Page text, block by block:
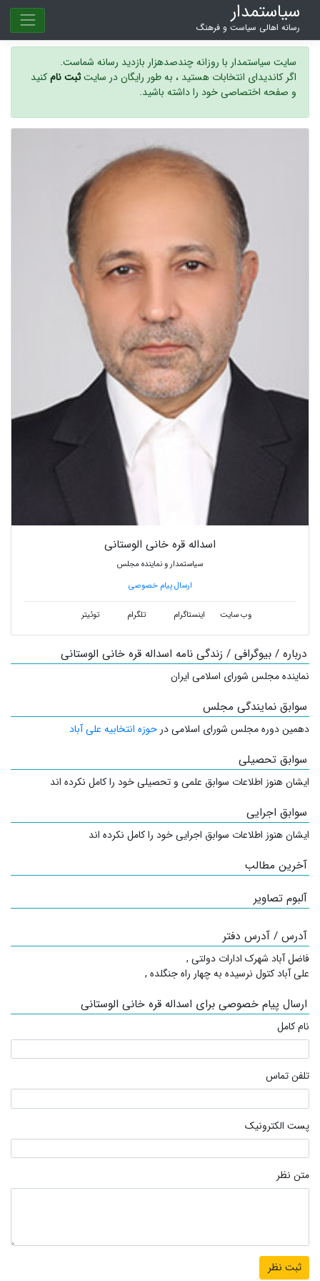
سیاستمدار
رسانه اهالی سیاست و فرهنگ
سایت سیاستمدار با روزانه چندصدهزار بازدید رسانه شماست.
اگر کاندیدای انتخابات هستید ، به طور رایگان در سایتثبت نامکنید
و صفحه اختصاصی خود را داشته باشید.
اسداله قره خانی الوستانی
سیاستمدار و نماینده مجلس
ارسال پیام خصوصی
وب سایت اینستاگرام تلگرام توئیتر
درباره / بیوگرافی / زندگی نامه اسداله قره خانی الوستانی
نماینده مجلس شورای اسلامی ایران
سوابق نمایندگی مجلس
دهمین دوره مجلس شورای اسلامی در حوزه انتخابیه علی آباد
سوابق تحصیلی
ایشان هنوز اطلاعات سوابق علمی و تحصیلی خود را کامل نکرده اند
سوابق اجرایی
ایشان هنوز اطلاعات سوابق اجرایی خود را کامل نکرده اند
آخرین مطالب
آلبوم تصاویر
آدرس / آدرس دفتر
فاضل آباد شهرک ادارات دولتی ,
علی آباد کتول نرسیده به چهار راه جنگلده ,
ارسال پیام خصوصی برای اسداله قره خانی الوستانی
نام کامل
تلفن تماس
پست الکترونیک
متن نظر